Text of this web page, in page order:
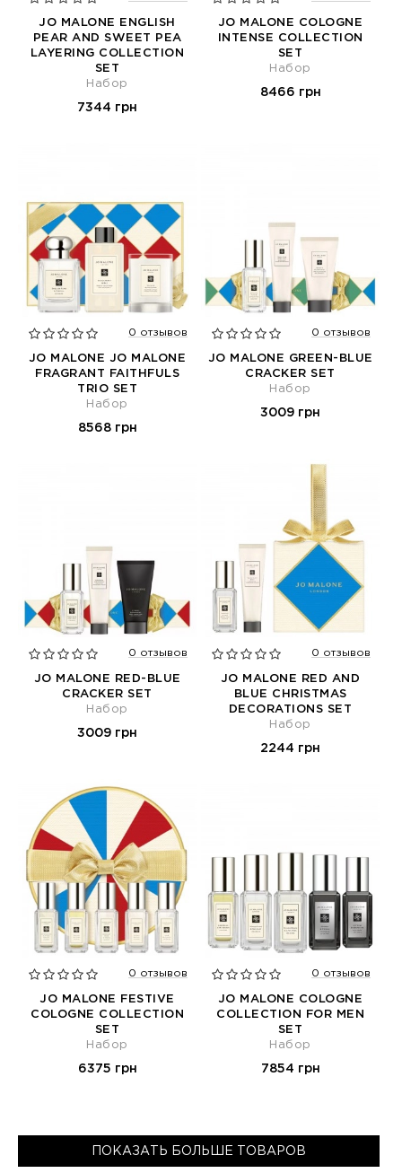
JO MALONE ENGLISH
PEAR AND SWEET PEA
LAYERING COLLECTION
SET
Набор
7344 грн
JO MALONE COLOGNE
INTENSE COLLECTION
SET
Набор
8466 грн
0 отзывов
JO MALONE JO MALONE
FRAGRANT FAITHFULS
TRIO SET
Набор
8568 грн
0 отзывов
JO MALONE GREEN-BLUE
CRACKER SET
Набор
3009 грн
0 отзывов
JO MALONE RED-BLUE
CRACKER SET
Набор
3009 грн
0 отзывов
JO MALONE RED AND
BLUE CHRISTMAS
DECORATIONS SET
Набор
2244 грн
0 отзывов
JO MALONE FESTIVE
COLOGNE COLLECTION
SET
Набор
6375 грн
0 отзывов
JO MALONE COLOGNE
COLLECTION FOR MEN
SET
Набор
7854 грн
ПОКАЗАТЬ БОЛЬШЕ ТОВАРОВ